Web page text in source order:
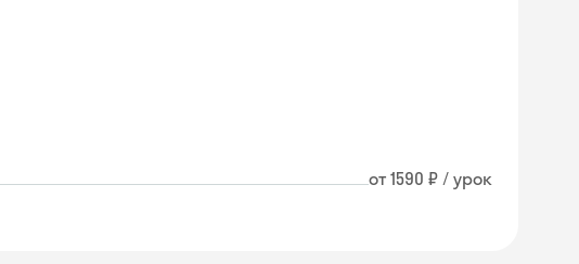
от 1590 ₽ / урок